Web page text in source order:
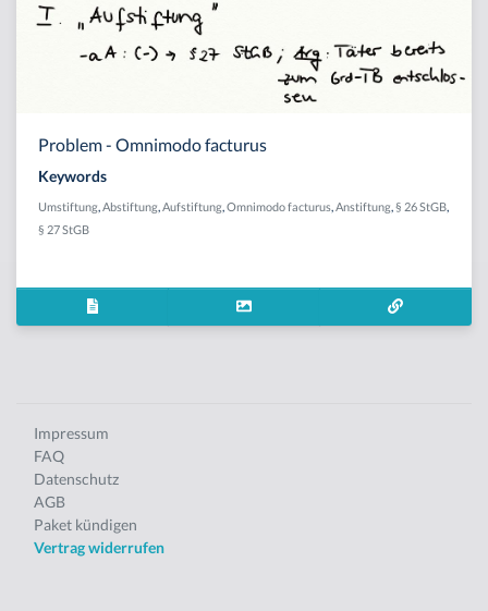
Problem - Omnimodo facturus
Keywords
Umstiftung Abstiftung Aufstiftung Omnimodo facturus Anstiftung § 26 StGB
§ 27 StGB
Impressum
FAQ
Datenschutz
AGB
Paket kündigen
Vertrag widerrufen